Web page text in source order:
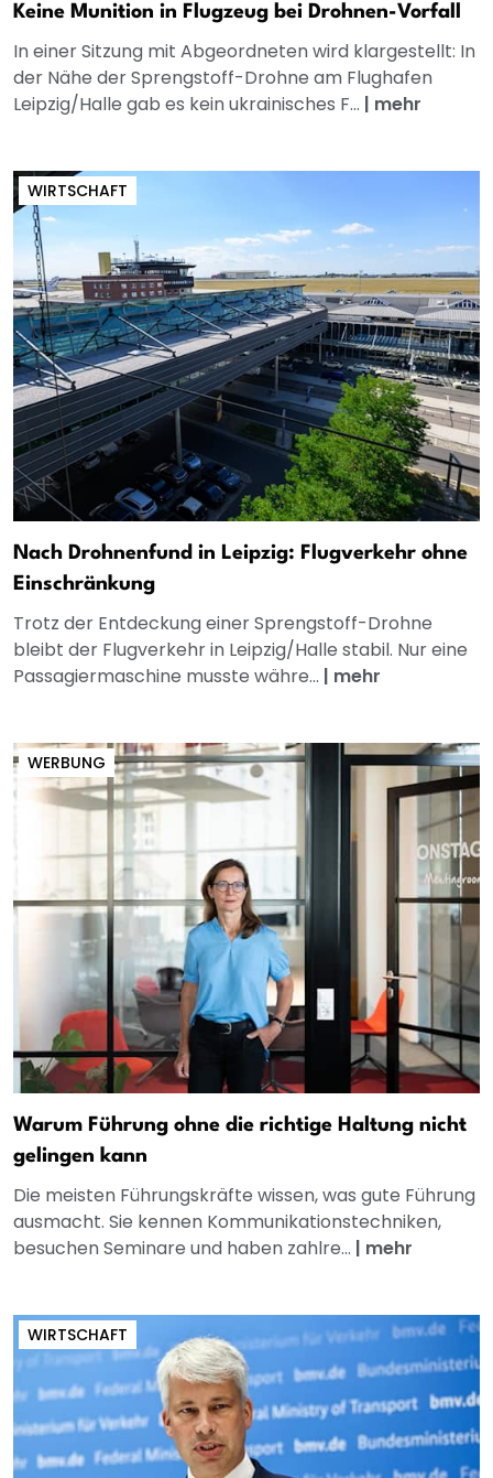
Keine Munition in Flugzeug bei Drohnen-Vorfall
In einer Sitzung mit Abgeordneten wird klargestellt: In
der Nähe der Sprengstoff-Drohne am Flughafen
Leipzig/Halle gab es kein ukrainisches F... | mehr
WIRTSCHAFT
Nach Drohnenfund in Leipzig: Flugverkehr ohne
Einschränkung
Trotz der Entdeckung einer Sprengstoff-Drohne
bleibt der Flugverkehr in Leipzig/Halle stabil. Nur eine
Passagiermaschine musste währe... | mehr
WERBUNG
Warum Führung ohne die richtige Haltung nicht
gelingen kann
Die meisten Führungskräfte wissen, was gute Führung
ausmacht. Sie kennen Kommunikationstechniken,
besuchen Seminare und haben zahlre... | mehr
WIRTSCHAFT